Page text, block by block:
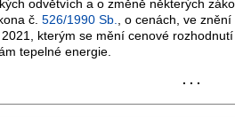
odvětvích a o změně některých
č. 526/1990 Sb.
, o cenách, ve
kterým se mění cenové
tepelné energie.
. . .
škody